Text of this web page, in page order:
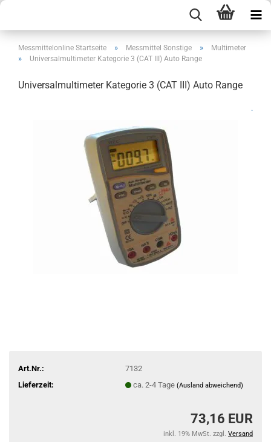
Messmittelonline Startseite » Messmittel Sonstige » Multimeter
» Universalmultimeter Kategorie 3 (CAT III) Auto Range
Universalmultimeter Kategorie 3 (CAT III) Auto Range
.
Art.Nr.:
7132
Lieferzeit:
ca. 2-4 Tage (Ausland abweichend)
73,16 EUR
inkl. 19% MwSt. zzgl. Versand